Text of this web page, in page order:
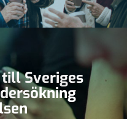
Sveriges